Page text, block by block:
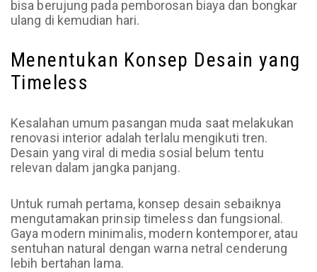
bisa berujung pada pemborosan biaya dan bongkar
ulang di kemudian hari.
Menentukan Konsep Desain yang
Timeless
Kesalahan umum pasangan muda saat melakukan
renovasi interior adalah terlalu mengikuti tren.
Desain yang viral di media sosial belum tentu
relevan dalam jangka panjang.
Untuk rumah pertama, konsep desain sebaiknya
mengutamakan prinsip timeless dan fungsional.
Gaya modern minimalis, modern kontemporer, atau
sentuhan natural dengan warna netral cenderung
lebih bertahan lama.